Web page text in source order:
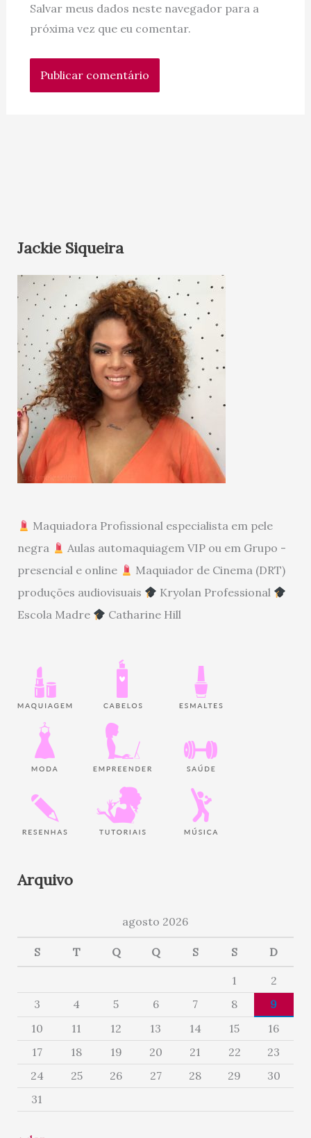
Salvar meus dados neste navegador para a
próxima vez que eu comentar.
Jackie Siqueira
Maquiadora Profissional especialista em pele
negra
Aulas automaquiagem VIP ou em Grupo -
presencial e online
Maquiador de Cinema (DRT)
produções audiovisuais
Kryolan Professional
Escola Madre
Catharine Hill
Arquivo
agosto 2026
S T Q Q S S D
1
2
3
4 5 6 7 8
9
10
11 12 13 14 15
16
17
18 19 20 21 22
23
24
25 26 27 28 29
30
31